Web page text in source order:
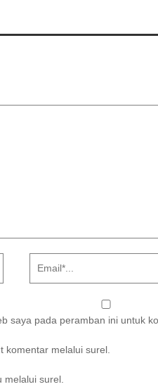
saya pada peramban ini untuk
komentar melalui surel.
melalui surel.